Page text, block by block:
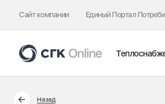
Сайт компании Единый Портал
Назад